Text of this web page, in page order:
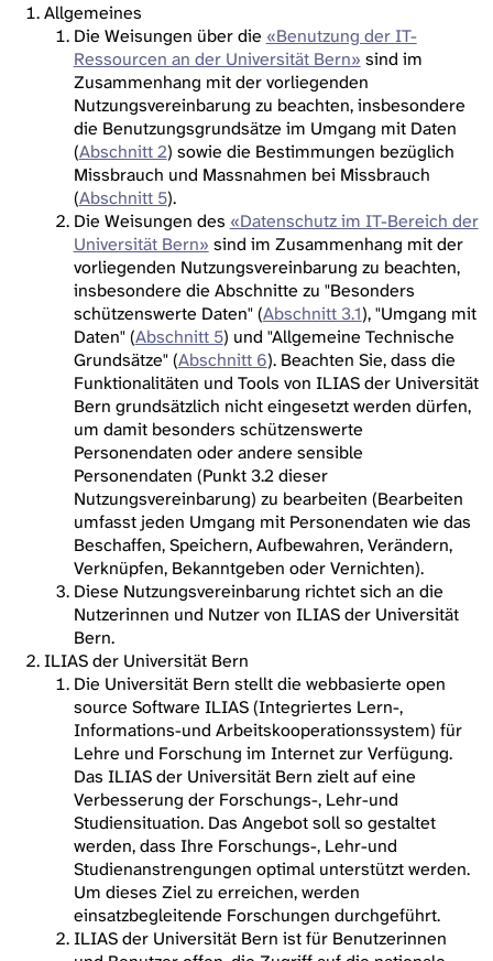
Allgemeines
Die Weisungen über die «Benutzung der IT-
Ressourcen an der Universität Bern» sind im
Zusammenhang mit der vorliegenden
Nutzungsvereinbarung zu beachten, insbesondere
die Benutzungsgrundsätze im Umgang mit Daten
(Abschnitt 2) sowie die Bestimmungen bezüglich
Missbrauch und Massnahmen bei Missbrauch
(Abschnitt 5).
Die Weisungen des «Datenschutz im IT-Bereich der
Universität Bern» sind im Zusammenhang mit der
vorliegenden Nutzungsvereinbarung zu beachten,
insbesondere die Abschnitte zu "Besonders
schützenswerte Daten" (Abschnitt 3.1), "Umgang mit
Daten" (Abschnitt 5) und "Allgemeine Technische
Grundsätze" (Abschnitt 6). Beachten Sie, dass die
Funktionalitäten und Tools von ILIAS der Universität
Bern grundsätzlich nicht eingesetzt werden dürfen,
um damit besonders schützenswerte
Personendaten oder andere sensible
Personendaten (Punkt 3.2 dieser
Nutzungsvereinbarung) zu bearbeiten (Bearbeiten
umfasst jeden Umgang mit Personendaten wie das
Beschaffen, Speichern, Aufbewahren, Verändern,
Verknüpfen, Bekanntgeben oder Vernichten).
Diese Nutzungsvereinbarung richtet sich an die
Nutzerinnen und Nutzer von ILIAS der Universität
Bern.
ILIAS der Universität Bern
Die Universität Bern stellt die webbasierte open
source Software ILIAS (Integriertes Lern-,
Informations-und Arbeitskooperationssystem) für
Lehre und Forschung im Internet zur Verfügung.
Das ILIAS der Universität Bern zielt auf eine
Verbesserung der Forschungs-, Lehr-und
Studiensituation. Das Angebot soll so gestaltet
werden, dass Ihre Forschungs-, Lehr-und
Studienanstrengungen optimal unterstützt werden.
Um dieses Ziel zu erreichen, werden
einsatzbegleitende Forschungen durchgeführt.
ILIAS der Universität Bern ist für Benutzerinnen